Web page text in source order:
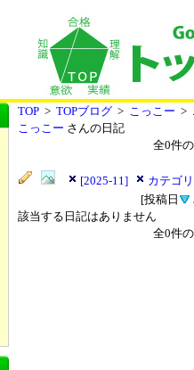
TOP > TOPブログ > こっこー >
こっこー さんの日記
全0件
[2025-11]
カテゴ
[投稿日
該当する日記はありません
全0件